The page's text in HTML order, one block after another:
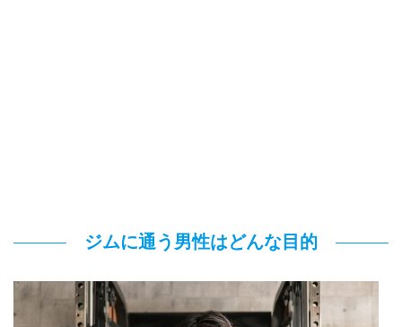
ジムに通う男性はどんな目的